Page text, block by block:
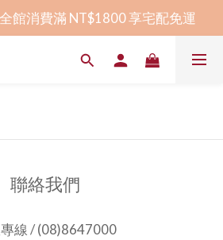
館消費滿 NT$1800 享宅配免運
館消費滿 NT$1800 享宅配免運
生產 │ 屏東在地香皂品牌
聯絡我們
線 / (08)8647000